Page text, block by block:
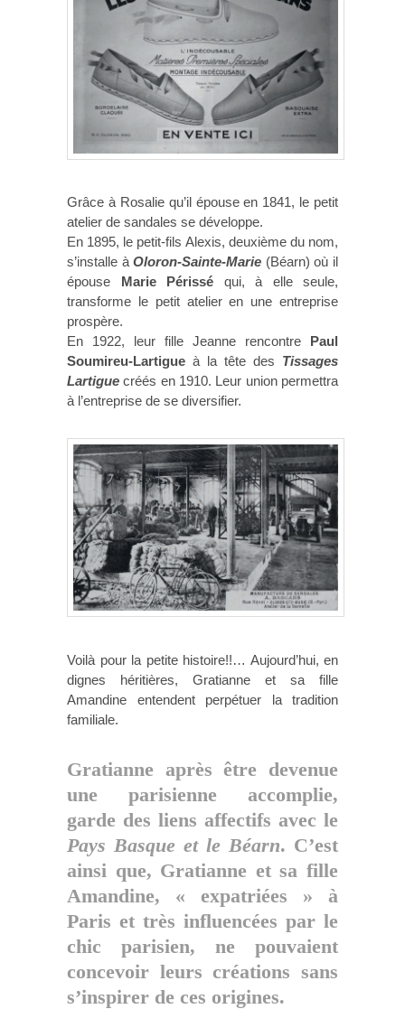
Grâce à Rosalie qu’il épouse en 1841, le petit
atelier de sandales se développe.
En 1895, le petit-fils Alexis, deuxième du nom,
s’installe àOloron-Sainte-Marie (Béarn) où il
épouse Marie Périssé qui, à elle seule,
transforme le petit atelier en une entreprise
prospère.
En 1922, leur fille Jeanne rencontre Paul
Soumireu-Lartigue à la tête des Tissages
Lartigue créés en 1910. Leur union permettra
à l’entreprise de se diversifier.
Voilà pour la petite histoire!!… Aujourd’hui, en
dignes héritières, Gratianne et sa fille
Amandine entendent perpétuer la tradition
familiale.
Gratianne après être devenue
une parisienne accomplie,
garde des liens affectifs avec le
Pays Basque et le Béarn. C’est
ainsi que, Gratianne et sa fille
Amandine, « expatriées » à
Paris et très influencées par le
chic parisien, ne pouvaient
concevoir leurs créations sans
s’inspirer de ces origines.